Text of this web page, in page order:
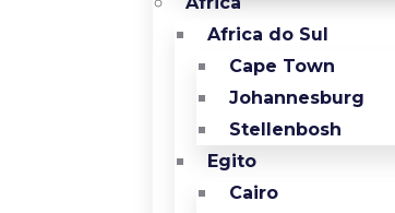
Africa do Sul
Cape Town
Johannesburg
Stellenbosh
Egito
Cairo